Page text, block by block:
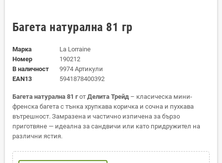
Багета натурална 81 гр
Марка
La Lorraine
Номер
190212
В наличност
9974 Артикули
EAN13
5941878400392
Багета натурална 81 гот Делита Трейд – класическа мини-
френска багета с тънка хрупкава коричка и сочна и пухкава
вътрешност. Замразена и частично изпичена за бързо
приготвяне — идеална за сандвичи или като придружител на
различни ястия.